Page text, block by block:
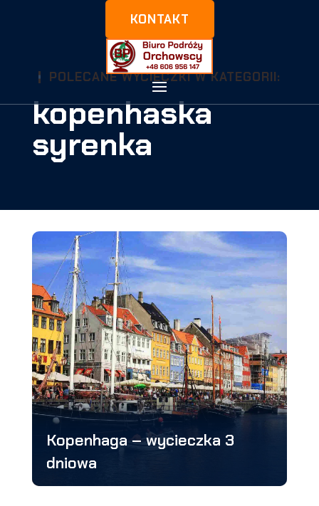
KONTAKT
POLECANE WYCIECZKI W KATEGORII:
kopenhaska
syrenka
Kopenhaga – wycieczka 3
dniowa